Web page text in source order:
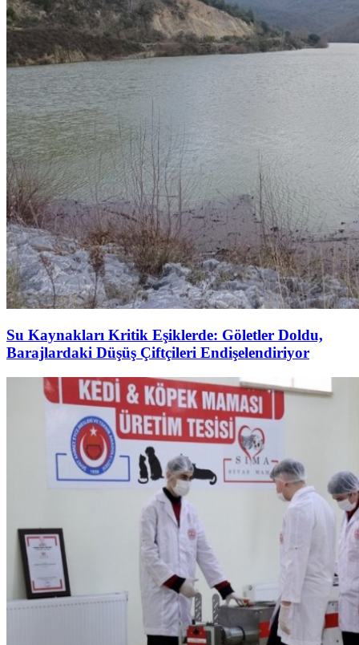
Su Kaynakları Kritik Eşiklerde: Göletler Doldu,
Barajlardaki Düşüş Çiftçileri Endişelendiriyor